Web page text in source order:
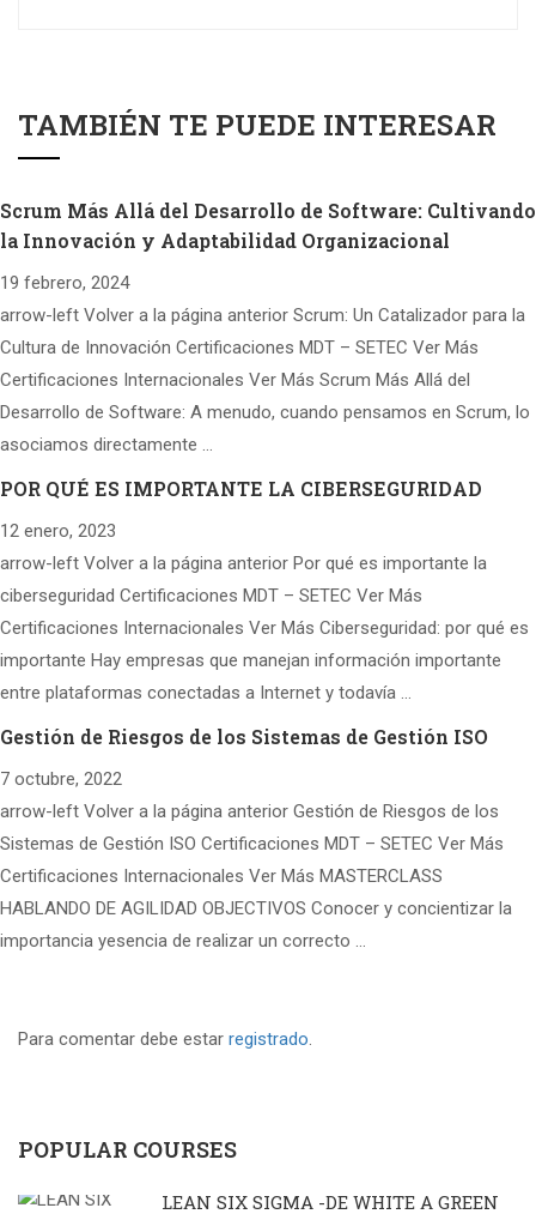
TAMBIÉN TE PUEDE INTERESAR
Scrum Más Allá del Desarrollo de Software: Cultivando
la Innovación y Adaptabilidad Organizacional
19 febrero, 2024
arrow-left Volver a la página anterior Scrum: Un Catalizador para la
Cultura de Innovación Certificaciones MDT – SETEC Ver Más
Certificaciones Internacionales Ver Más Scrum Más Allá del
Desarrollo de Software: A menudo, cuando pensamos en Scrum, lo
asociamos directamente …
POR QUÉ ES IMPORTANTE LA CIBERSEGURIDAD
12 enero, 2023
arrow-left Volver a la página anterior Por qué es importante la
ciberseguridad Certificaciones MDT – SETEC Ver Más
Certificaciones Internacionales Ver Más Ciberseguridad: por qué es
importante Hay empresas que manejan información importante
entre plataformas conectadas a Internet y todavía …
Gestión de Riesgos de los Sistemas de Gestión ISO
7 octubre, 2022
arrow-left Volver a la página anterior Gestión de Riesgos de los
Sistemas de Gestión ISO Certificaciones MDT – SETEC Ver Más
Certificaciones Internacionales Ver Más MASTERCLASS
HABLANDO DE AGILIDAD OBJECTIVOS Conocer y concientizar la
importancia yesencia de realizar un correcto …
Para comentar debe estar registrado.
POPULAR COURSES
LEAN SIX SIGMA -DE WHITE A GREEN